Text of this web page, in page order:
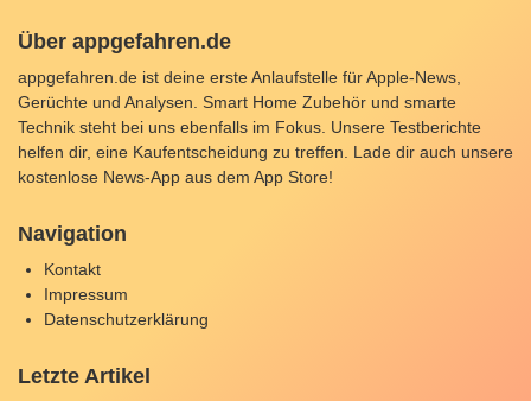
Über appgefahren.de
appgefahren.de ist deine erste Anlaufstelle für Apple-News,
Gerüchte und Analysen. Smart Home Zubehör und smarte
Technik steht bei uns ebenfalls im Fokus. Unsere Testberichte
helfen dir, eine Kaufentscheidung zu treffen. Lade dir auch unsere
kostenlose News-App aus dem App Store!
Navigation
Kontakt
Impressum
Datenschutzerklärung
Letzte Artikel